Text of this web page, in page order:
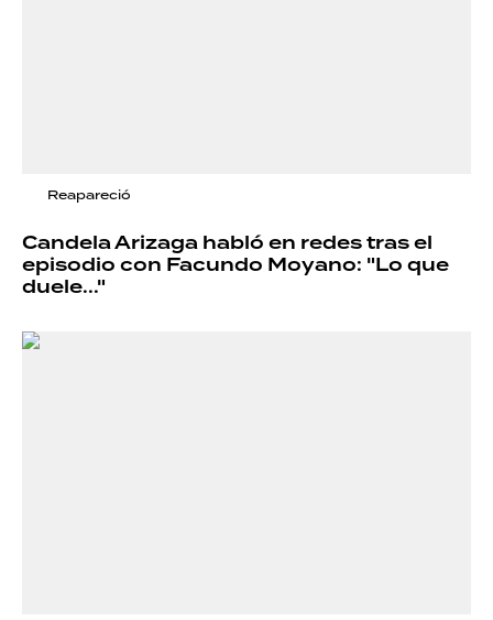
Reapareció
Candela Arizaga habló en redes tras el
episodio con Facundo Moyano: "Lo que
duele..."